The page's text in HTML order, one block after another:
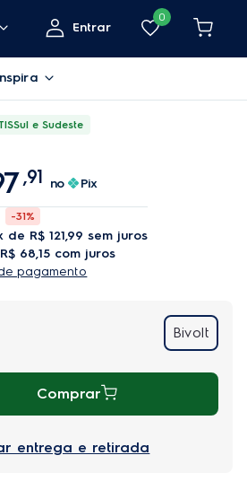
Entrar
0
Experience até 2h Azul (ERB44)
Sul e Sudeste
,91 no Pix
-31%
de R$ 121,99 sem juros
R$ 68,15 com juros
pagamento
Bivolt
Comprar
entrega e retirada